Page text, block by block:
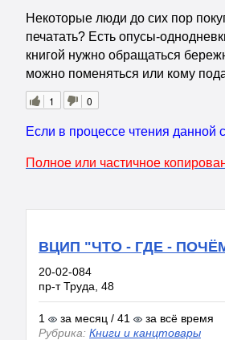
Некоторые люди до сих пор
печатать? Есть опусы-
книгой нужно обращаться
можно поменяться или кому
1
0
Если в процессе чтения данной
Полное или частичное
ВЦИП "ЧТО - ГДЕ -
20-02-084
пр-т Труда, 48
1 за месяц / 41
за всё время
Рубрика: Книги и канцтовары